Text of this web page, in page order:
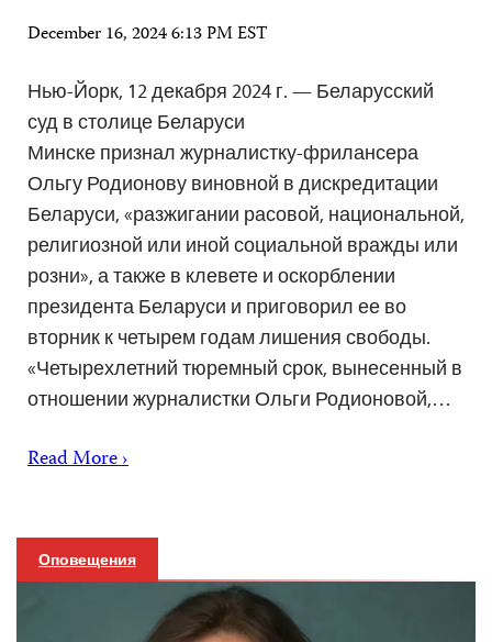
December 16, 2024 6:13 PM EST
Нью-Йорк, 12 декабря 2024 г. — Беларусский
суд в столице Беларуси
Минске признал журналистку-фрилансера
Ольгу Родионову виновной в дискредитации
Беларуси, «разжигании расовой, национальной,
религиозной или иной социальной вражды или
розни», а также в клевете и оскорблении
президента Беларуси и приговорил ее во
вторник к четырем годам лишения свободы.
«Четырехлетний тюремный срок, вынесенный в
отношении журналистки Ольги Родионовой,…
Read More ›
Оповещения